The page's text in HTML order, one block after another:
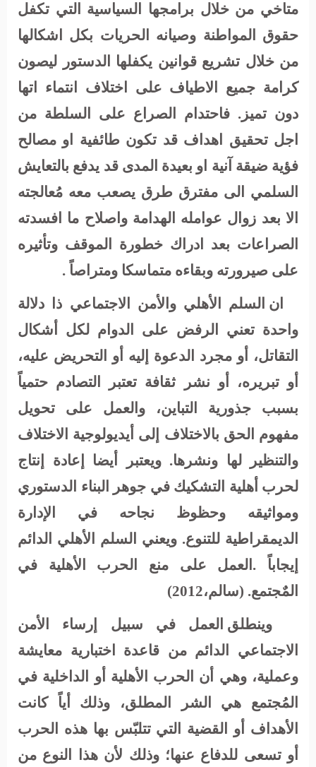
متاخي من خلال برامجها السياسية التي تكفل
حقوق المواطنة وصيانه الحريات بكل اشكالها
من خلال تشريع قوانين يكفلها الدستور ليصون
كرامة جميع الاطياف على اختلاف انتماء اتها
دون تميز. فاحتدام الصراع على السلطة من
اجل تحقيق اهداف قد تكون طائفية او مصالح
فؤية ضيقة آنية او بعيدة المدى قد يدفع بالتعايش
السلمي الى مفترق طرق يصعب معه مُعالجته
الا بعد زوال عوامله الهدامة واصلاح ما افسدته
الصراعات بعد ادراك خطورة الموقف وتأثيره
على صيرورته وبقاءه متماسكا ومتراصاً .
ان السلم الأهلي والأمن الاجتماعي ذا دلالة
واحدة تعني الرفض على الدوام لكل أشكال
التقاتل، أو مجرد الدعوة إليه أو التحريض عليه،
أو تبريره، أو نشر ثقافة تعتبر التصادم حتمياً
بسبب جذورية التباين، والعمل على تحويل
مفهوم الحق بالاختلاف إلى أيديولوجية الاختلاف
والتنظير لها ونشرها. ويعتبر أيضا إعادة إنتاج
لحرب أهلية التشكيك في جوهر البناء الدستوري
ومواثيقه وحظوظ نجاحه في الإدارة
الديمقراطية للتنوع. ويعني السلم الأهلي الدائم
إيجاباً .العمل على منع الحرب الأهلية في
المٌجتمع. (سالم،2012)
وينطلق العمل في سبيل إرساء الأمن
الاجتماعي الدائم من قاعدة اختبارية معايشة
وعملية، وهي أن الحرب الأهلية أو الداخلية في
المُجتمع هي الشر المطلق، وذلك أياً كانت
الأهداف أو القضية التي تتلبّس بها هذه الحرب
أو تسعى للدفاع عنها؛ وذلك لأن هذا النوع من